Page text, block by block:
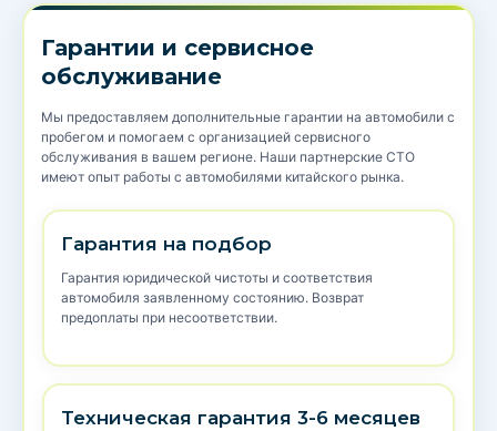
Гарантии и сервисное
обслуживание
Мы предоставляем дополнительные гарантии на автомобили с
пробегом и помогаем с организацией сервисного
обслуживания в вашем регионе. Наши партнерские СТО
имеют опыт работы с автомобилями китайского рынка.
Гарантия на подбор
Гарантия юридической чистоты и соответствия
автомобиля заявленному состоянию. Возврат
предоплаты при несоответствии.
Техническая гарантия 3-6 месяцев